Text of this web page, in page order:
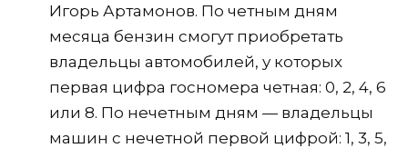
Игорь Артамонов. По четным дням
месяца бензин смогут приобретать
владельцы автомобилей, у которых
первая цифра госномера четная: 0, 2, 4, 6
или 8. По нечетным дням — владельцы
машин с нечетной первой цифрой: 1, 3, 5,